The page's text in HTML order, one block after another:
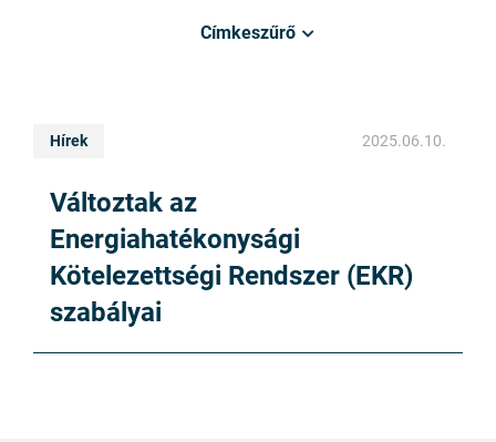
Címkeszűrő
Hírek 2025.06.10.
Változtak az
Energiahatékonysági
Kötelezettségi Rendszer (EKR)
szabályai